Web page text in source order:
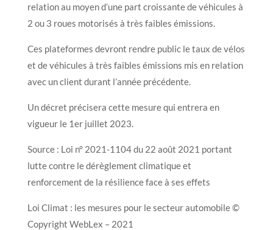
relation au moyen d’une part croissante de véhicules à
2 ou 3 roues motorisés à très faibles émissions.
Ces plateformes devront rendre public le taux de vélos
et de véhicules à très faibles émissions mis en relation
avec un client durant l’année précédente.
Un décret précisera cette mesure qui entrera en
vigueur le 1er juillet 2023.
Source : Loi n° 2021-1104 du 22 août 2021 portant
lutte contre le dérèglement climatique et
renforcement de la résilience face à ses effets
Loi Climat : les mesures pour le secteur automobile ©
Copyright WebLex – 2021